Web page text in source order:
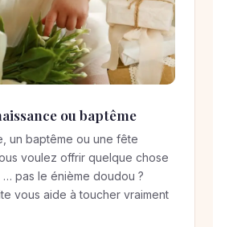
ou baptême
un baptême ou une fête
voulez offrir quelque chose
pas le énième doudou ?
vous aide à toucher vraiment